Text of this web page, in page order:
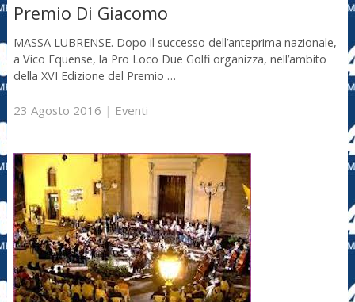
Premio Di Giacomo
MASSA LUBRENSE. Dopo il successo dell’anteprima nazionale,
a Vico Equense, la Pro Loco Due Golfi organizza, nell’ambito
della XVI Edizione del Premio …
23 Agosto 2016 | Eventi